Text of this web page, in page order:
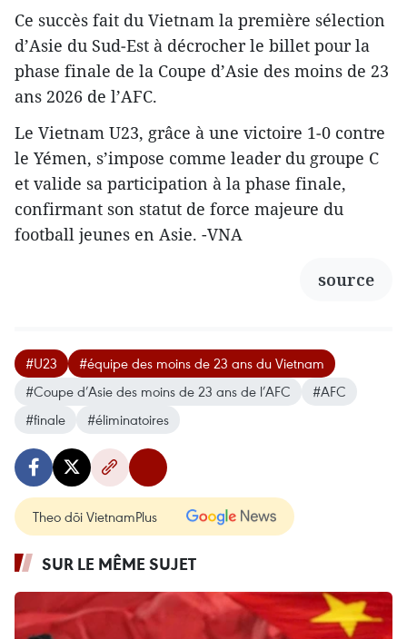
Ce succès fait du Vietnam la première sélection
d’Asie du Sud‑Est à décrocher le billet pour la
phase finale de la Coupe d’Asie des moins de 23
ans 2026 de l’AFC.
Le Vietnam U23, grâce à une victoire 1‑0 contre
le Yémen, s’impose comme leader du groupe C
et valide sa participation à la phase finale,
confirmant son statut de force majeure du
football jeunes en Asie. -VNA
source
#U23
#équipe des moins de 23 ans du Vietnam
#Coupe d’Asie des moins de 23 ans de l’AFC
#AFC
#finale
#éliminatoires
Theo dõi VietnamPlus
SUR LE MÊME SUJET